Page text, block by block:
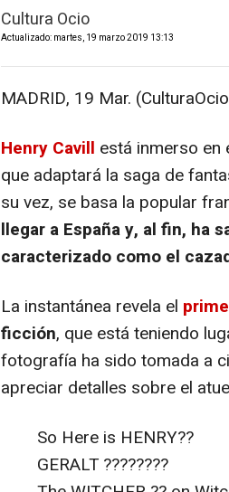
Cultura Ocio
Actualizado: martes, 19 marzo 2019 13:13
MADRID, 19 Mar.
Henry Cavill está inmerso en
que adaptará la saga de
su vez, se basa la popular
llegar a España y, al fin, ha
caracterizado como el
La instantánea revela el
ficción, que está teniendo
fotografía ha sido tomada a
apreciar detalles sobre el
So Here is HENRY??
GERALT ????????